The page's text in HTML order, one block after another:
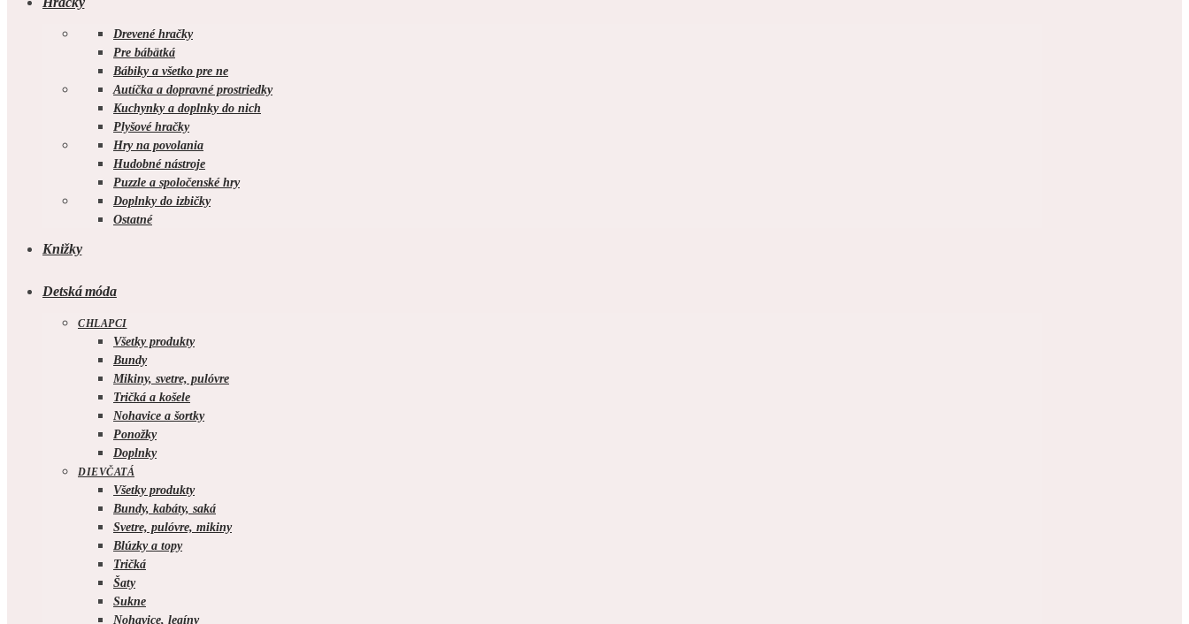
Drevené hračky
Pre bábätká
Bábiky a všetko pre ne
Autíčka a dopravné prostriedky
Kuchynky a doplnky do nich
Plyšové hračky
Hry na povolania
Hudobné nástroje
Puzzle a spoločenské hry
Doplnky do izbičky
Ostatné
Knižky
Detská móda
CHLAPCI
Všetky produkty
Bundy
Mikiny, svetre, pulóvre
Tričká a košele
Nohavice a šortky
Ponožky
Doplnky
DIEVČATÁ
Všetky produkty
Bundy, kabáty, saká
Svetre, pulóvre, mikiny
Blúzky a topy
Tričká
Šaty
Sukne
Nohavice, legíny